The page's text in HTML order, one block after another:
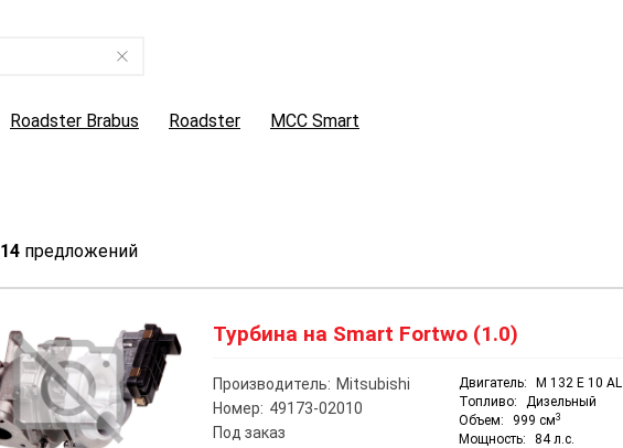
Roadster Brabus Roadster MCC Smart
14 предложений
Турбина на Smart Fortwo (1.0)
Производитель: Mitsubishi
Номер: 49173-02010
Под заказ
Двигатель:
M 132 E 10 AL
Топливо:
Дизельный
Объем:
999 см3
Мощность:
84 л.с.